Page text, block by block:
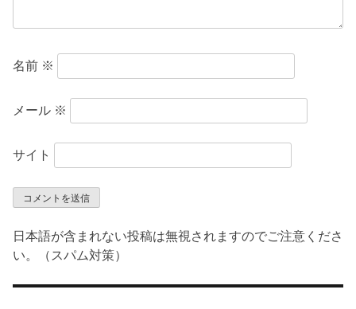
名前 ※
メール ※
サイト
日本語が含まれない投稿は無視されますのでご注意くださ
い。（スパム対策）